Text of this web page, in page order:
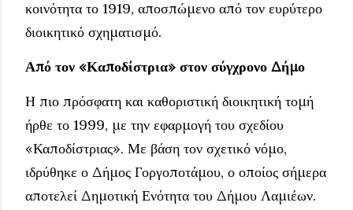
κοινότητα το 1919, αποσπώμενο από τον ευρύτερο
διοικητικό σχηματισμό.
Από τον «Καποδίστρια» στον σύγχρονο Δήμο
Η πιο πρόσφατη και καθοριστική διοικητική τομή
ήρθε το 1999, με την εφαρμογή του σχεδίου
«Καποδίστριας». Με βάση τον σχετικό νόμο,
ιδρύθηκε ο Δήμος Γοργοποτάμου, ο οποίος σήμερα
αποτελεί Δημοτική Ενότητα του Δήμου Λαμιέων.